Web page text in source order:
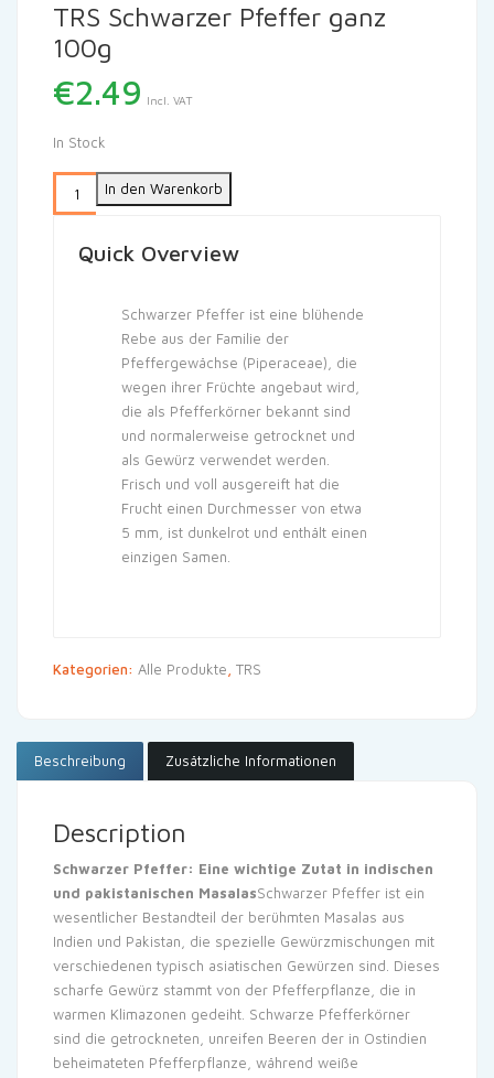
TRS Schwarzer Pfeffer ganz
100g
€2.49 Incl. VAT
In Stock
In den Warenkorb
Quick Overview
Schwarzer Pfeffer ist eine blühende
Rebe aus der Familie der
Pfeffergewächse (Piperaceae), die
wegen ihrer Früchte angebaut wird,
die als Pfefferkörner bekannt sind
und normalerweise getrocknet und
als Gewürz verwendet werden.
Frisch und voll ausgereift hat die
Frucht einen Durchmesser von etwa
5 mm, ist dunkelrot und enthält einen
einzigen Samen.
Kategorien: Alle Produkte TRS
Beschreibung Zusätzliche Informationen
Description
Schwarzer Pfeffer: Eine wichtige Zutat in indischen
und pakistanischen MasalasSchwarzer Pfeffer ist ein
wesentlicher Bestandteil der berühmten Masalas aus
Indien und Pakistan, die spezielle Gewürzmischungen mit
verschiedenen typisch asiatischen Gewürzen sind. Dieses
scharfe Gewürz stammt von der Pfefferpflanze, die in
warmen Klimazonen gedeiht. Schwarze Pfefferkörner
sind die getrockneten, unreifen Beeren der in Ostindien
beheimateten Pfefferpflanze, während weiße